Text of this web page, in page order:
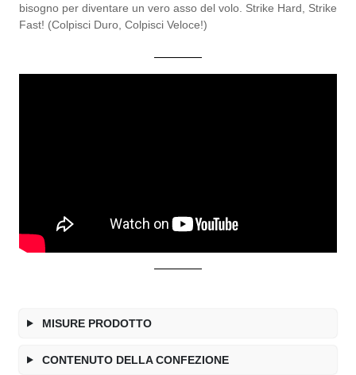
bisogno per diventare un vero asso del volo. Strike Hard, Strike
Fast! (Colpisci Duro, Colpisci Veloce!)
MISURE PRODOTTO
CONTENUTO DELLA CONFEZIONE